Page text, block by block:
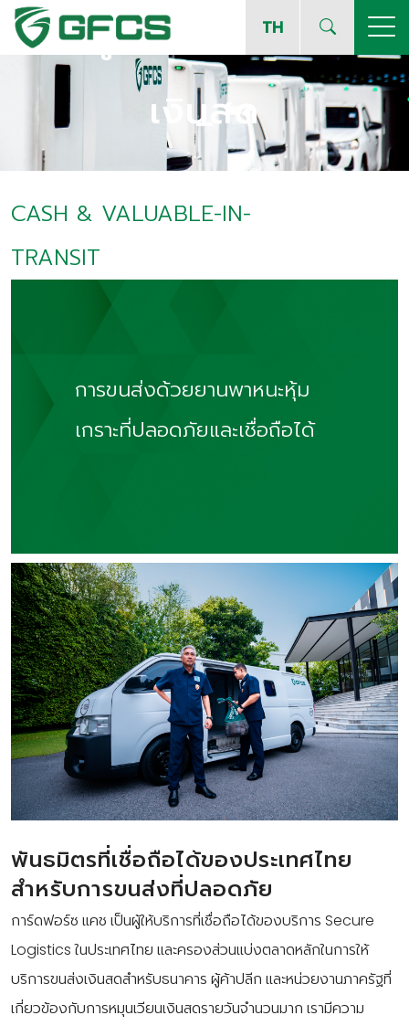
TH
โซลูชั่นส์การจัดการ
เงินสด
CASH & VALUABLE-IN-
TRANSIT
การขนส่งด้วยยานพาหนะหุ้ม
เกราะที่ปลอดภัยและเชื่อถือได้
พันธมิตรที่เชื่อถือได้ของประเทศไทย
สำหรับการขนส่งที่ปลอดภัย
การ์ดฟอร์ซ แคช เป็นผู้ให้บริการที่เชื่อถือได้ของบริการ Secure
Logistics ในประเทศไทย และครองส่วนแบ่งตลาดหลักในการให้
บริการขนส่งเงินสดสำหรับธนาคาร ผู้ค้าปลีก และหน่วยงานภาครัฐที่
เกี่ยวข้องกับการหมุนเวียนเงินสดรายวันจำนวนมาก เรามีความ